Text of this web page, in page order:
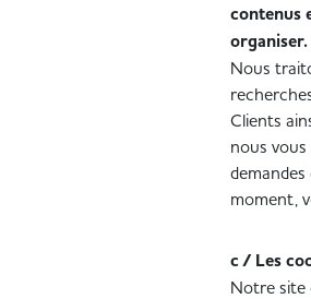
contenus
organiser.
Nous
Clients
nous vous
moment,
c / Les
Notre site